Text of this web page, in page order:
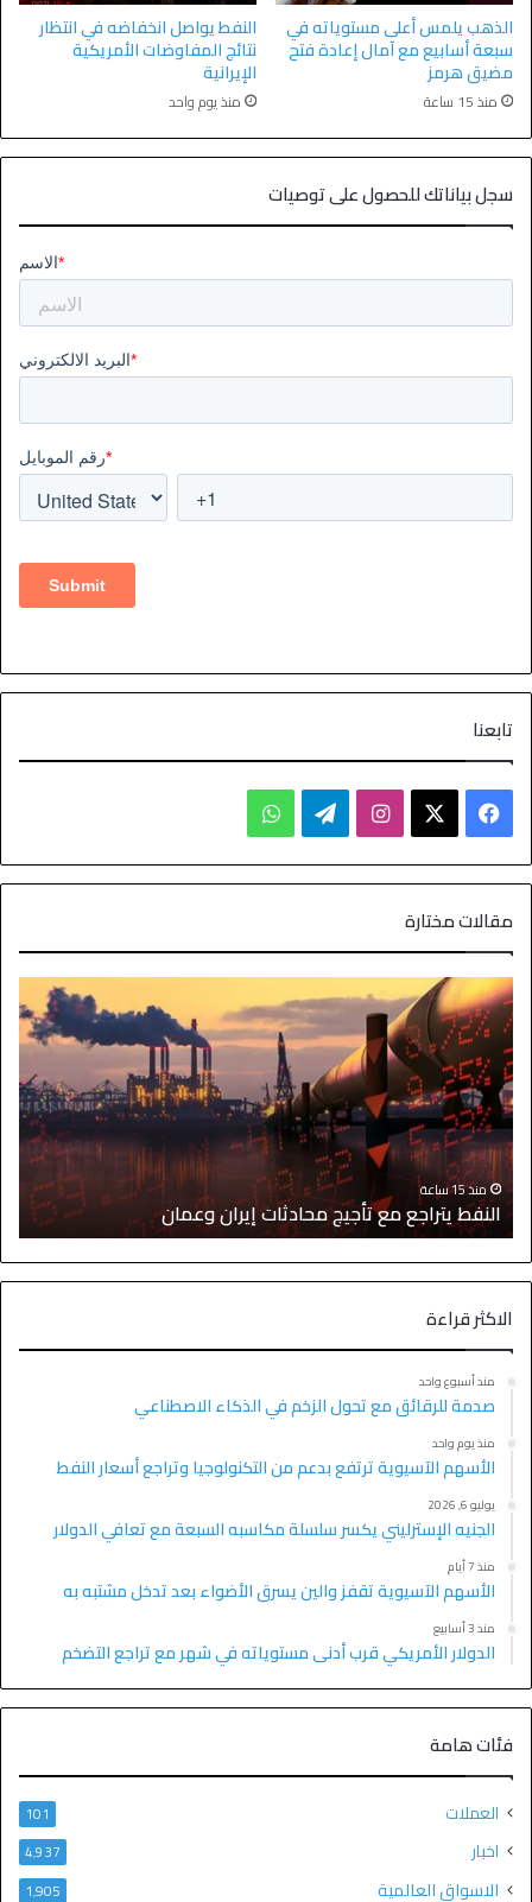
الذهب يلمس أعلى مستوياته في
سبعة أسابيع مع آمال إعادة فتح
مضيق هرمز
منذ 15 ساعة
النفط يواصل انخفاضه في انتظار
نتائج المفاوضات الأمريكية
الإيرانية
منذ يوم واحد
سجل بياناتك للحصول على توصيات
تابعنا
مقالات مختارة
منذ 15 ساعة
النفط يتراجع مع تأجيج محادثات إيران وعمان
الاكثر قراءة
منذ أسبوع واحد
صدمة للرقائق مع تحول الزخم في الذكاء الاصطناعي
منذ يوم واحد
الأسهم الآسيوية ترتفع بدعم من التكنولوجيا وتراجع أسعار النفط
يوليو 6, 2026
الجنيه الإسترليني يكسر سلسلة مكاسبه السبعة مع تعافي الدولار
منذ 7 أيام
الأسهم الآسيوية تقفز والين يسرق الأضواء بعد تدخل مشتبه به
منذ 3 أسابيع
الدولار الأمريكي قرب أدنى مستوياته في شهر مع تراجع التضخم
فئات هامة
العملات 101
اخبار 4٬937
الاسواق العالمية 1٬905